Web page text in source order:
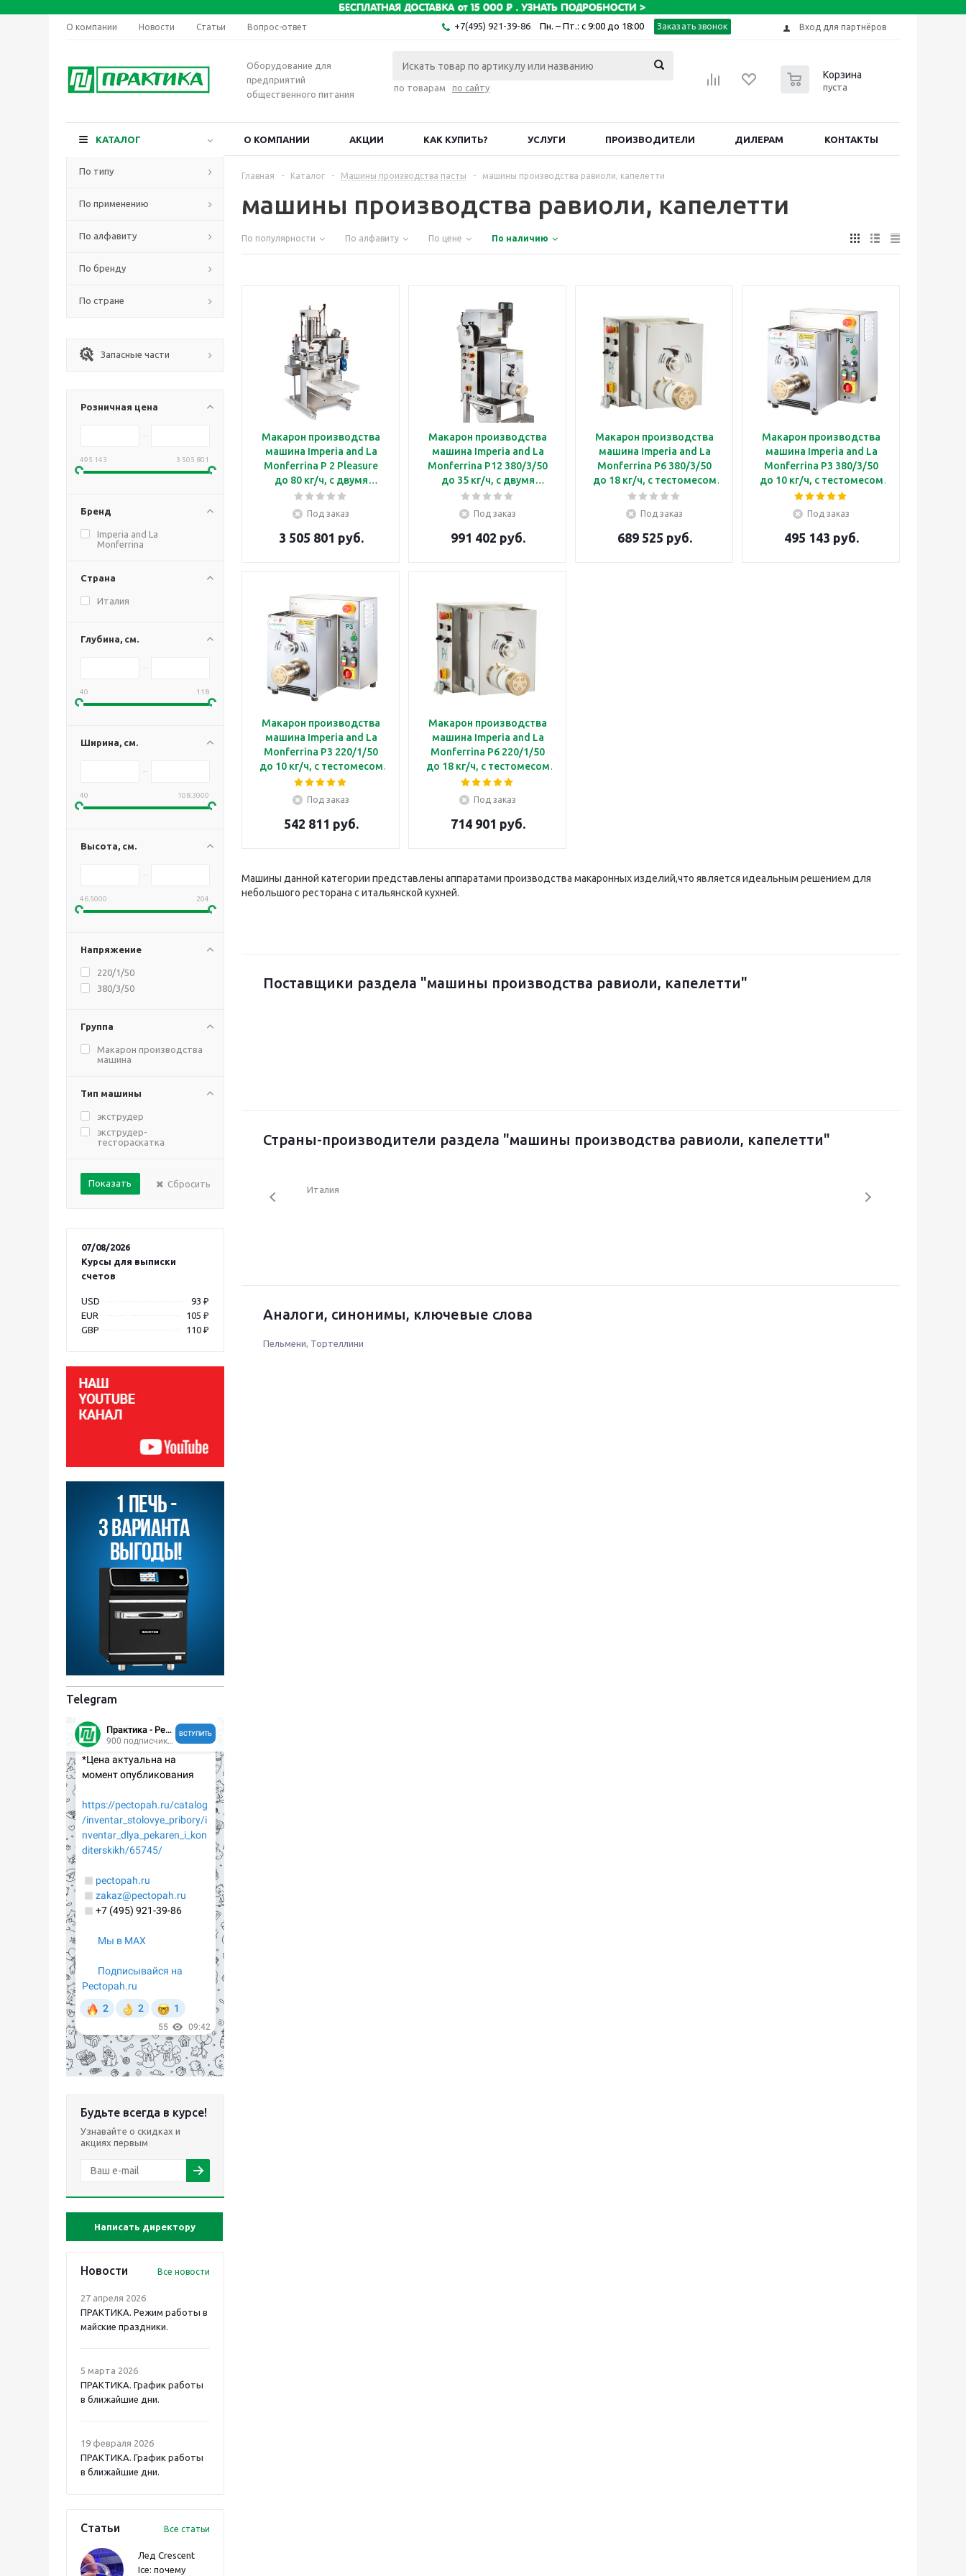
О компании Новости Статьи Вопрос-ответ +7(495) 921-39-86 Пн. – Пт.: с 9:00 до 18:00 Заказать звонок Вход для партнёров
Оборудование для
предприятий
общественного питания
по товарам по сайту
Корзина
пуста
КАТАЛОГ О КОМПАНИИ АКЦИИ КАК КУПИТЬ? УСЛУГИ ПРОИЗВОДИТЕЛИ ДИЛЕРАМ КОНТАКТЫ
По типу
По применению
По алфавиту
По бренду
По стране
Запасные части
Розничная цена
495 143 3 505 801
Бренд
Imperia and La
Monferrina
Страна
Италия
Глубина, см.
40 118
Ширина, см.
40 108.3000
Высота, см.
46.5000 204
Напряжение
220/1/50
380/3/50
Группа
Макарон производства
машина
Тип машины
экструдер
экструдер-
тестораскатка
Сбросить
07/08/2026
Курсы для выписки
счетов
USD
93 ₽
EUR
105 ₽
GBP
110 ₽
Telegram
Будьте всегда в курсе!
Узнавайте о скидках и
акциях первым
Написать директору
Новости Все новости
27 апреля 2026
ПРАКТИКА. Режим работы в
майские праздники.
5 марта 2026
ПРАКТИКА. График работы
в ближайшие дни.
19 февраля 2026
ПРАКТИКА. График работы
в ближайшие дни.
Статьи Все статьи
Лед Crescent
Ice: почему
Главная - Каталог - Машины производства пасты - машины производства равиоли, капелетти
машины производства равиоли, капелетти
По популярности По алфавиту По цене По наличию
Макарон производства
машина Imperia and La
Monferrina P 2 Pleasure
до 80 кг/ч, c двумя
тестомесами на 8+8кг,
ширина раскатки 167 мм,
равиоли на 4 кг
Под заказ
3 505 801 руб.
Макарон производства
машина Imperia and La
Monferrina P12 380/3/50
до 35 кг/ч, c двумя
тестомесами на 6+6кг,
без фильер и насадок
Под заказ
991 402 руб.
Макарон производства
машина Imperia and La
Monferrina P6 380/3/50
до 18 кг/ч, с тестомесом
6 кг, без фильер и
насадок
Под заказ
689 525 руб.
Макарон производства
машина Imperia and La
Monferrina P3 380/3/50
до 10 кг/ч, с тестомесом
3 кг, без фильер и
насадок
Под заказ
495 143 руб.
Макарон производства
машина Imperia and La
Monferrina P3 220/1/50
до 10 кг/ч, с тестомесом
3 кг, без фильер и
насадок
Под заказ
542 811 руб.
Макарон производства
машина Imperia and La
Monferrina P6 220/1/50
до 18 кг/ч, с тестомесом
6 кг, без фильер и
насадок
Под заказ
714 901 руб.
Машины данной категории представлены аппаратами производства макаронных изделий,что является идеальным решением для
небольшого ресторана с итальянской кухней.
Поставщики раздела "машины производства равиоли, капелетти"
Страны-производители раздела "машины производства равиоли, капелетти"
Италия
Аналоги, синонимы, ключевые слова
Пельмени Тортеллини